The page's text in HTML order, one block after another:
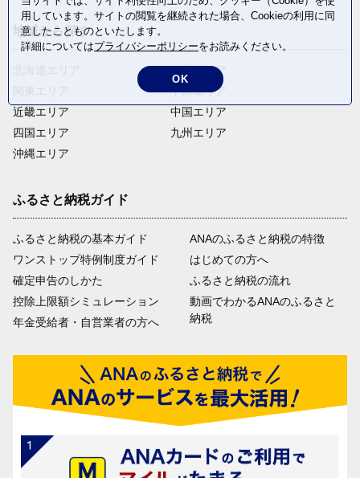
地域から探す
近畿エリア
四国エリア
沖縄エリア
東北エリア
中部エリア
中国エリア
九州エリア
ふるさと納税ガイド
ふるさと納税の基本ガイド
ワンストップ特例制度ガイド
確定申告のしかた
控除上限額シミュレーション
年金受給者・自営業者の方へ
ANAのふるさと納税の特徴
はじめての方へ
ふるさと納税の流れ
動画でわかるANAのふるさと
納税
用しています。サイトの閲覧を継続された場合、Cookieの利用に同
意したことものといたします。
詳細についてはプライバシーポリシーをお読みください。
OK